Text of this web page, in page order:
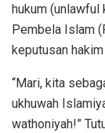
hukum (unlawful
Pembela Islam
keputusan hakim
“Mari, kita
ukhuwah
wathoniyah!”